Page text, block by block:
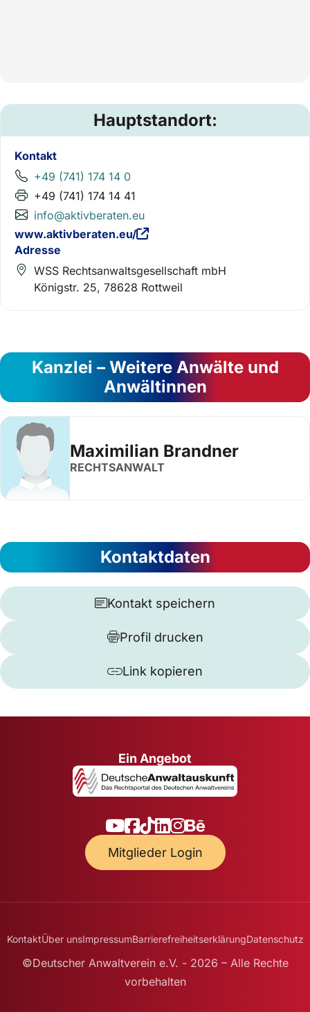
Hauptstandort:
Kontakt
+49 (741) 174 14 0
+49 (741) 174 14 41
info@aktivberaten.eu
www.aktivberaten.eu/
Adresse
WSS Rechtsanwaltsgesellschaft mbH
Königstr. 25, 78628 Rottweil
Kanzlei – Weitere Anwälte und
Anwältinnen
Maximilian Brandner
RECHTSANWALT
Kontaktdaten
Kontakt speichern
Profil drucken
Link kopieren
Ein Angebot
Mitglieder Login
KontaktÜber unsImpressumBarrierefreiheitserklärungDatenschutz
©Deutscher Anwaltverein e.V. - 2026 – Alle Rechte
vorbehalten